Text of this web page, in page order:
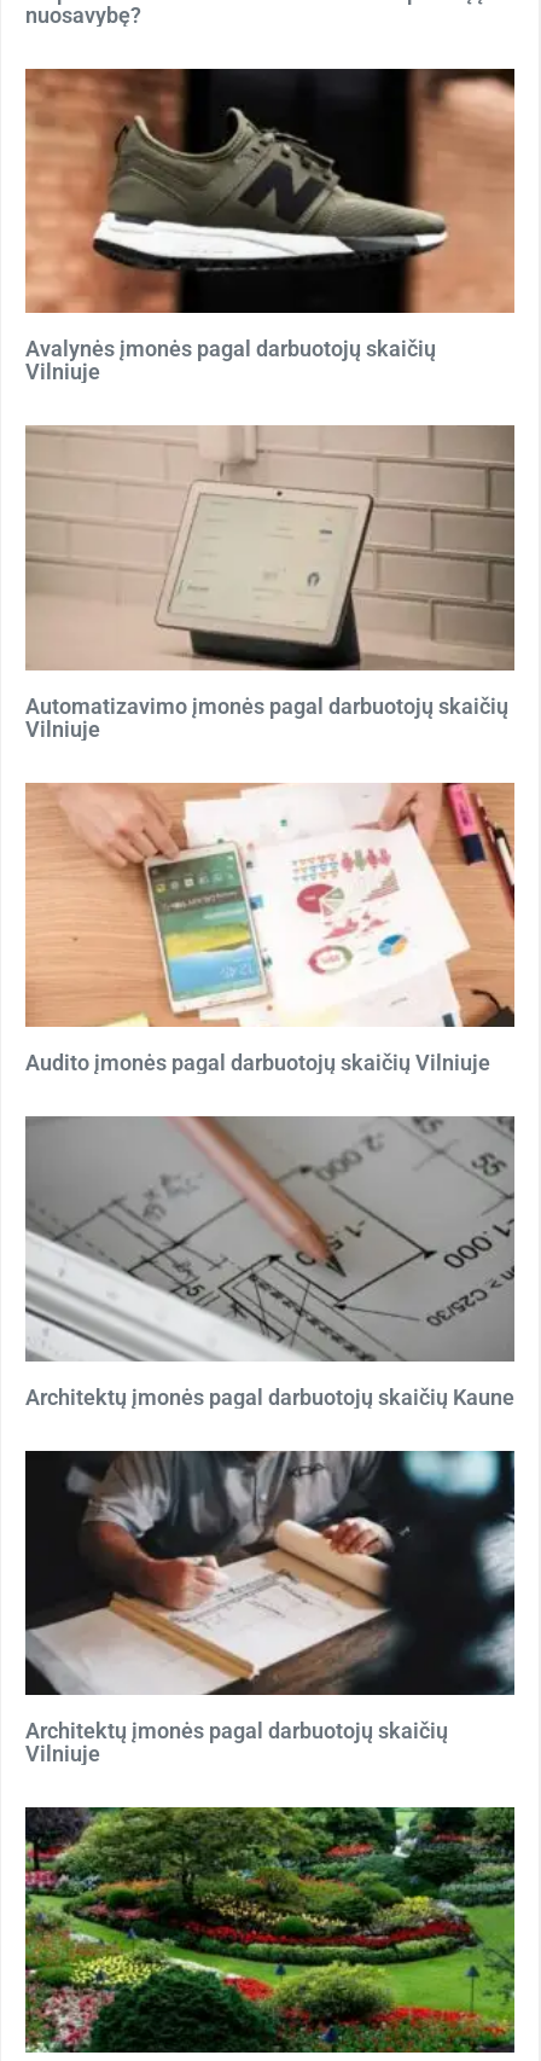
nuosavybę?
Avalynės įmonės pagal darbuotojų skaičių
Vilniuje
Automatizavimo įmonės pagal darbuotojų skaičių
Vilniuje
Audito įmonės pagal darbuotojų skaičių Vilniuje
Architektų įmonės pagal darbuotojų skaičių Kaune
Architektų įmonės pagal darbuotojų skaičių
Vilniuje